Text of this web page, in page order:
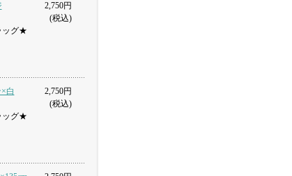
2,750円
(税込)
ッグ★
白
2,750円
(税込)
ッグ★